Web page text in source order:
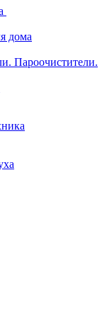
дома
Пароочистители.